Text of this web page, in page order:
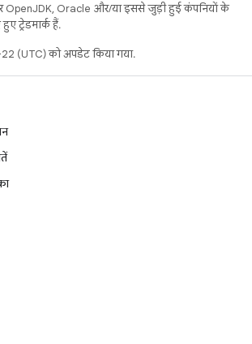
OpenJDK, Oracle और/या इससे जुड़ी हुई कंपनियों के
ट्रेडमार्क हैं.
(UTC) को अपडेट किया गया.